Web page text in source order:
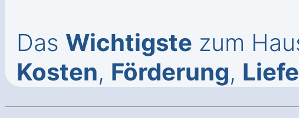
Das Wichtigste zum
Kosten, Förderung,